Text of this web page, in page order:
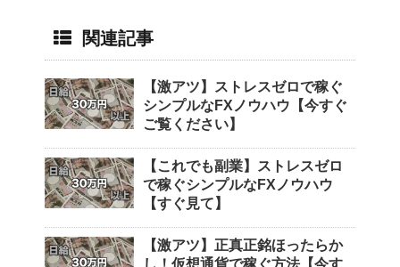
関連記事
【激アツ】ストレスゼロで稼ぐ
シンプルなFXノウハウ【今すぐ
ご覧ください】
【これでも副業】ストレスゼロ
で稼ぐシンプルなFXノウハウ
【すぐ見て】
【激アツ】正真正銘ほったらか